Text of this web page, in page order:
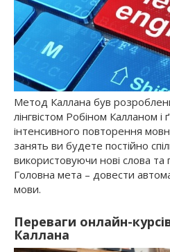
Метод Каллана був
лінгвістом Робіном Калланом
інтенсивного повторення
занять ви будете постійно
використовуючи нові слова та
Головна мета – довести
мови.
Переваги онлайн-
Каллана